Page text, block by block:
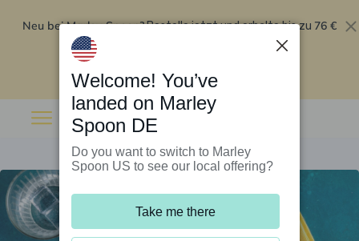
Neu bei Marley Spoon?Bestelle jetzt und erhalte bis zu 76 €
Rabatt auf deine ersten fünf Boxen
Welcome! You’ve
landed on Marley
Spoon DE
Do you want to switch to Marley
Spoon US to see our local offering?
Take me there